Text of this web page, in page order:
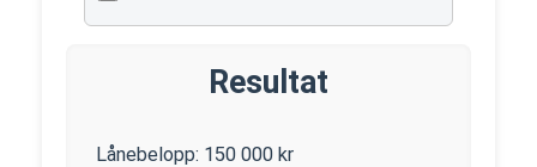
Resultat
Lånebelopp: 150 000 kr